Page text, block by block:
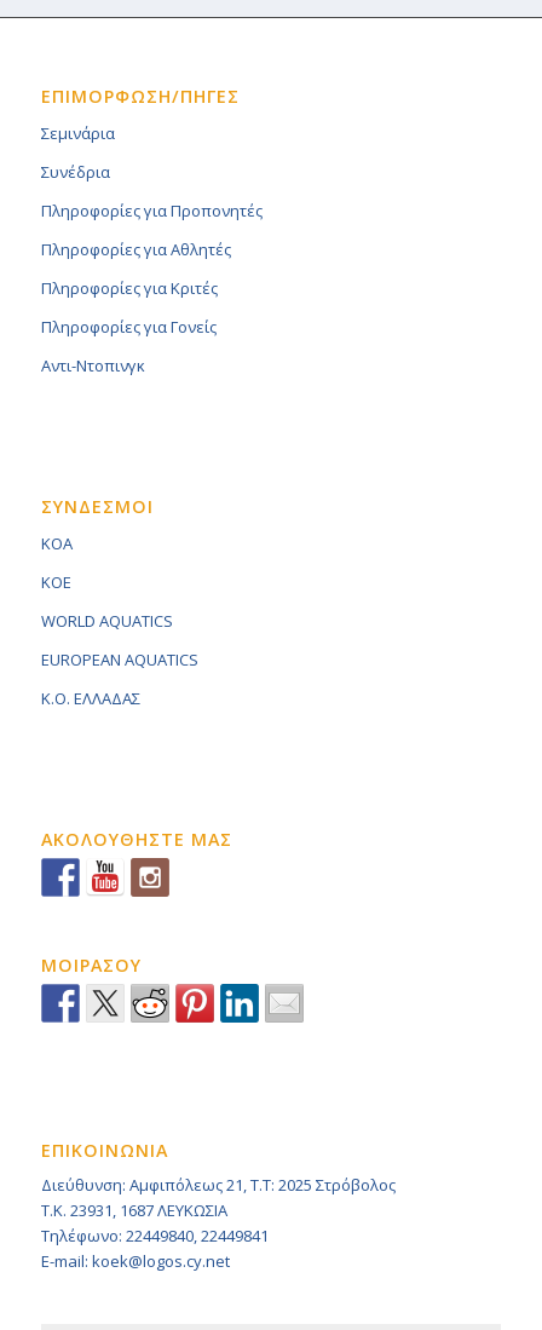
ΕΠΙΜΟΡΦΩΣΗ/ΠΗΓΕΣ
Σεμινάρια
Συνέδρια
Πληροφορίες για Προπονητές
Πληροφορίες για Αθλητές
Πληροφορίες για Κριτές
Πληροφορίες για Γονείς
Αντι-Ντοπινγκ
ΣΥΝΔΕΣΜΟΙ
KOA
KOE
WORLD AQUATICS
EUROPEAN AQUATICS
K.O. ΕΛΛΑΔΑΣ
ΑΚΟΛΟΥΘΗΣΤΕ ΜΑΣ
ΜΟΙΡΑΣΟΥ
ΕΠΙΚΟΙΝΩΝΙΑ
Διεύθυνση: Αμφιπόλεως 21, Τ.Τ: 2025 Στρόβολος
Τ.Κ. 23931, 1687 ΛΕΥΚΩΣΙΑ
Τηλέφωνο: 22449840, 22449841
E-mail: koek@logos.cy.net